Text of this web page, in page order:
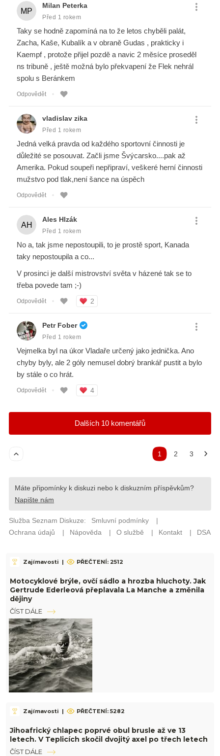
Zajímavosti | PŘEČTENÍ: 2512
Motocyklové brýle, ovčí sádlo a hrozba hluchoty. Jak
Gertrude Ederleová přeplavala La Manche a změnila
dějiny
ČÍST DÁLE
Zajímavosti | PŘEČTENÍ: 5282
Jihoafrický chlapec poprvé obul brusle až ve 13
letech. V Teplicích skočil dvojitý axel po třech letech
ČÍST DÁLE